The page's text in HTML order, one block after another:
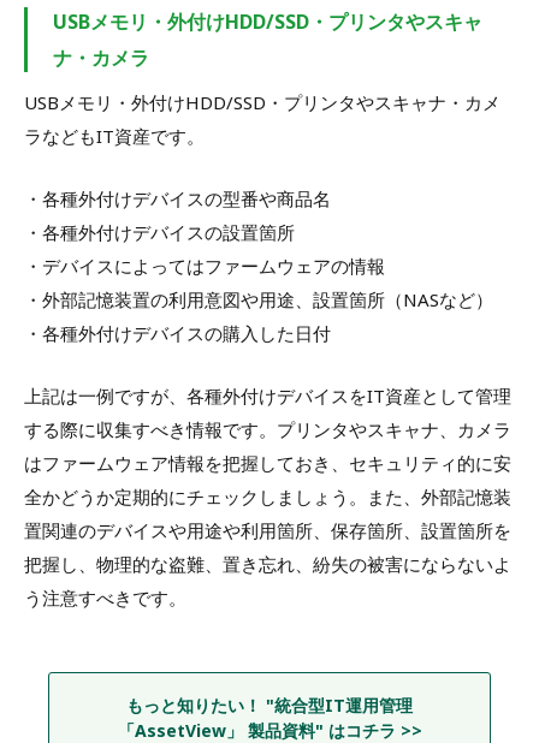
USBメモリ・外付けHDD/SSD・プリンタやスキャ
ナ・カメラ
USBメモリ・外付けHDD/SSD・プリンタやスキャナ・カメ
ラなどもIT資産です。
・各種外付けデバイスの型番や商品名
・各種外付けデバイスの設置箇所
・デバイスによってはファームウェアの情報
・外部記憶装置の利用意図や用途、設置箇所（NASなど）
・各種外付けデバイスの購入した日付
上記は一例ですが、各種外付けデバイスをIT資産として管理
する際に収集すべき情報です。プリンタやスキャナ、カメラ
はファームウェア情報を把握しておき、セキュリティ的に安
全かどうか定期的にチェックしましょう。また、外部記憶装
置関連のデバイスや用途や利用箇所、保存箇所、設置箇所を
把握し、物理的な盗難、置き忘れ、紛失の被害にならないよ
う注意すべきです。
もっと知りたい！ "統合型IT運用管理
「AssetView」 製品資料" はコチラ >>